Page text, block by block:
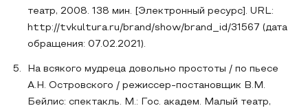
театр, 2008. 138 мин. [Электронный ресурс]. URL:
http://tvkultura.ru/brand/show/brand_id/31567 (дата
обращения: 07.02.2021).
На всякого мудреца довольно простоты / по пьесе
А.Н. Островского / режиссер-постановщик В.М.
Бейлис: спектакль. М.: Гос. академ. Малый театр,